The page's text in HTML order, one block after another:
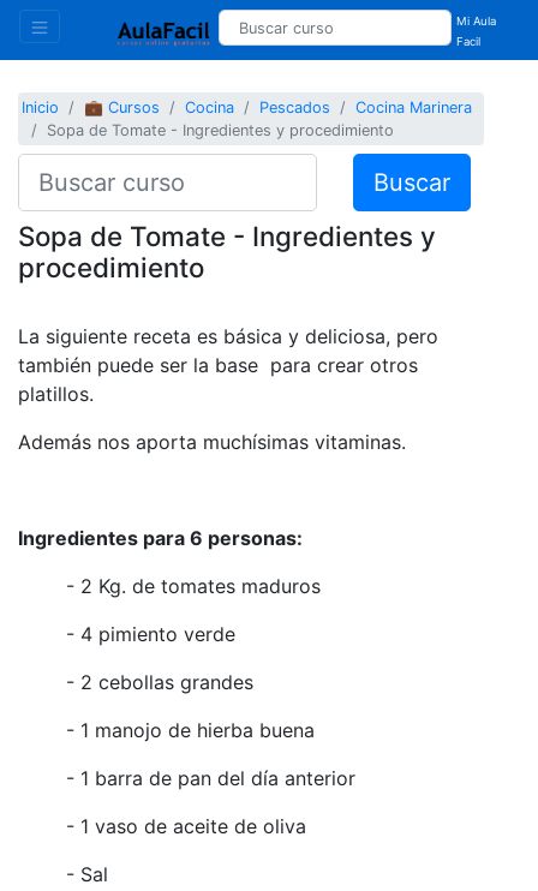
Mi Aula
Facil
Inicio 💼 Cursos Cocina Pescados
Cocina Marinera
Sopa de Tomate - Ingredientes y procedimiento
Buscar
Sopa de Tomate - Ingredientes y
procedimiento
La siguiente receta es básica y deliciosa, pero
también puede ser la base para crear otros
platillos.
Además nos aporta muchísimas vitaminas.
Ingredientes para 6 personas:
- 2 Kg. de tomates maduros
- 4 pimiento verde
- 2 cebollas grandes
- 1 manojo de hierba buena
- 1 barra de pan del día anterior
- 1 vaso de aceite de oliva
- Sal